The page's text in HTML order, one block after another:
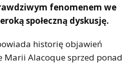
fenomenem we
społeczną dyskusję.
historię objawień
Marii Alacoque sprzed ponad